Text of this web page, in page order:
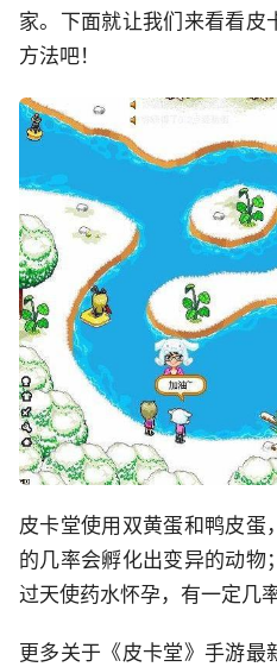
家。下面就让我们来看看皮
方法吧！
皮卡堂使用双黄蛋和鸭皮蛋
的几率会孵化出变异的动物
过天使药水怀孕，有一定几
更多关于《皮卡堂》手游最